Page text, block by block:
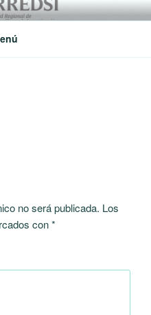
RREDSI
no será publicada. Los
con*